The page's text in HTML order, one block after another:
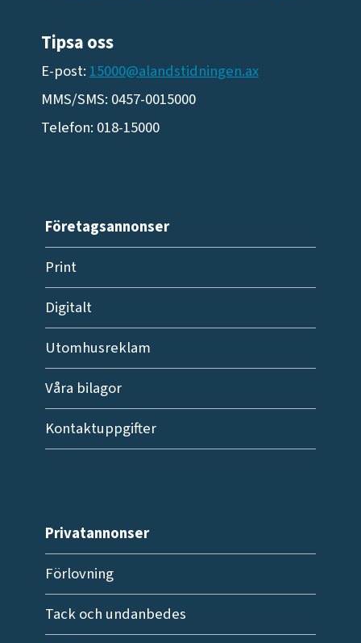
Tipsa oss
E-post:15000@alandstidningen.ax
MMS/SMS: 0457-0015000
Telefon: 018-15000
Företagsannonser
Print
Digitalt
Utomhusreklam
Våra bilagor
Kontaktuppgifter
Privatannonser
Förlovning
Tack och undanbedes